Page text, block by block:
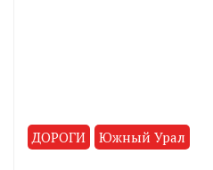
ДОРОГИ Южный Урал